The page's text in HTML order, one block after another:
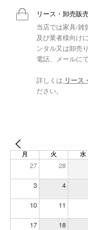
リース・卸売販
当店では家具/雑
及び業者様向け
ンタル又は卸売
電話、メールに
詳しくは リース
ださい。
月 火 水
27 28
3 4
10 11
17 18